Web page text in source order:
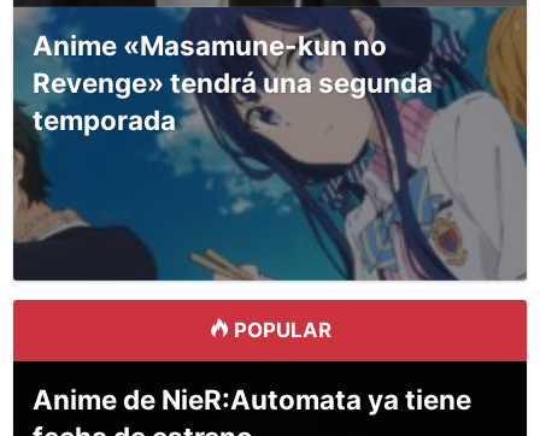
Anime «Masamune-kun no
Revenge» tendrá una segunda
temporada
POPULAR
Anime de NieR:Automata ya tiene